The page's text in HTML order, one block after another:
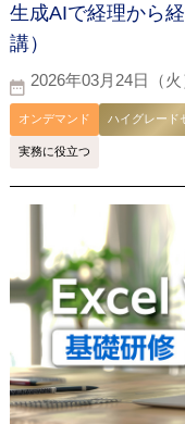
生成AIで経理から
講）
2026年03月24日（
オンデマンド ハイグレード
実務に役立つ